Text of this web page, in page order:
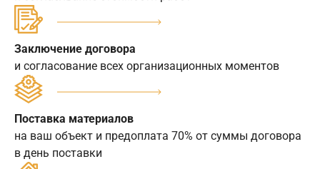
Заключение договора
и согласование всех организационных моментов
Поставка материалов
на ваш объект и предоплата 70% от суммы договора
в день поставки